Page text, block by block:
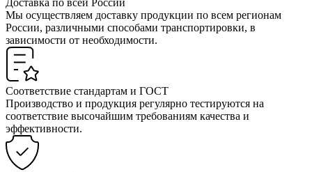
Мы осуществляем доставку продукции по всем регионам
России, различными способами транспортировки, в
зависимости от необходимости.
Соответствие стандартам и ГОСТ
Производство и продукция регулярно тестируются на
соответствие высочайшим требованиям качества и
эффективности.